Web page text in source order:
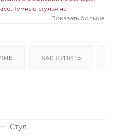
Темные стулья на
с обивкой из велюра на
Показать больше
КАК КУПИТЬ
Стул